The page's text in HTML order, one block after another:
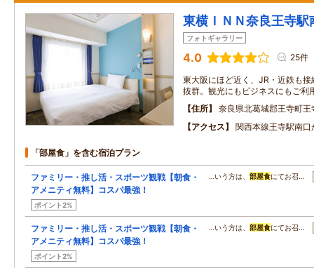
東横ＩＮＮ奈良王寺駅
フォトギャラリー
4.0 25件
東大阪にほど近く、JR・近鉄も
抜群。観光にもビジネスにもご利
住所
奈良県北葛城郡王寺町王
アクセス
関西本線王寺駅南
「部屋食」を含む宿泊プラン
ファミリー・推し活・スポーツ観戦【朝食・
アメニティ無料】コスパ最強！
ポイント2%
…いう方は、 部屋食にてお召…
ファミリー・推し活・スポーツ観戦【朝食・
アメニティ無料】コスパ最強！
ポイント2%
…いう方は、 部屋食にてお召…